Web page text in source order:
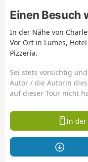
Einen Besuch
In der Nähe von
Vor Ort in Lumes,
Pizzeria.
Sei stets vorsichtig
Autor / die Autorin
auf dieser Tour nicht
In der